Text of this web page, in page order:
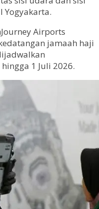
Yogyakarta.
Airports
jamaah haji
1 Juli 2026.